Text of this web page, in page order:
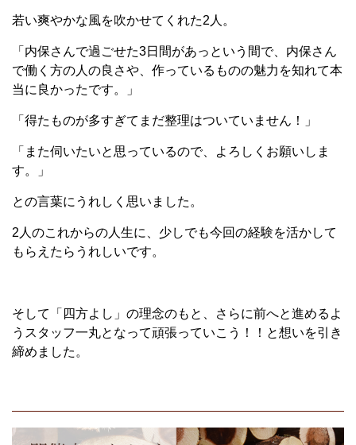
若い爽やかな風を吹かせてくれた2人。
「内保さんで過ごせた3日間があっという間で、内保さん
で働く方の人の良さや、作っているものの魅力を知れて本
当に良かったです。」
「得たものが多すぎてまだ整理はついていません！」
「また伺いたいと思っているので、よろしくお願いしま
す。」
との言葉にうれしく思いました。
2人のこれからの人生に、少しでも今回の経験を活かして
もらえたらうれしいです。
そして「四方よし」の理念のもと、さらに前へと進めるよ
うスタッフ一丸となって頑張っていこう！！と想いを引き
締めました。